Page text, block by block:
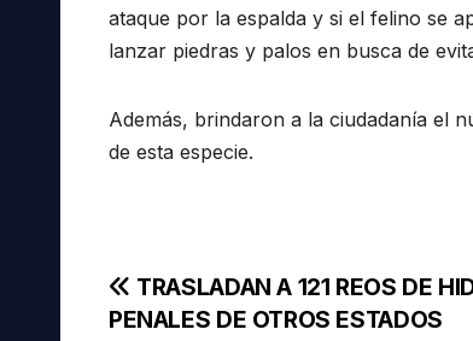
ataque por la espalda y si el felino se
lanzar piedras y palos en busca de
Además, brindaron a la ciudadanía el
de esta especie.
Navegación
TRASLADAN A 121 REOS DE
PENALES DE OTROS ESTADOS